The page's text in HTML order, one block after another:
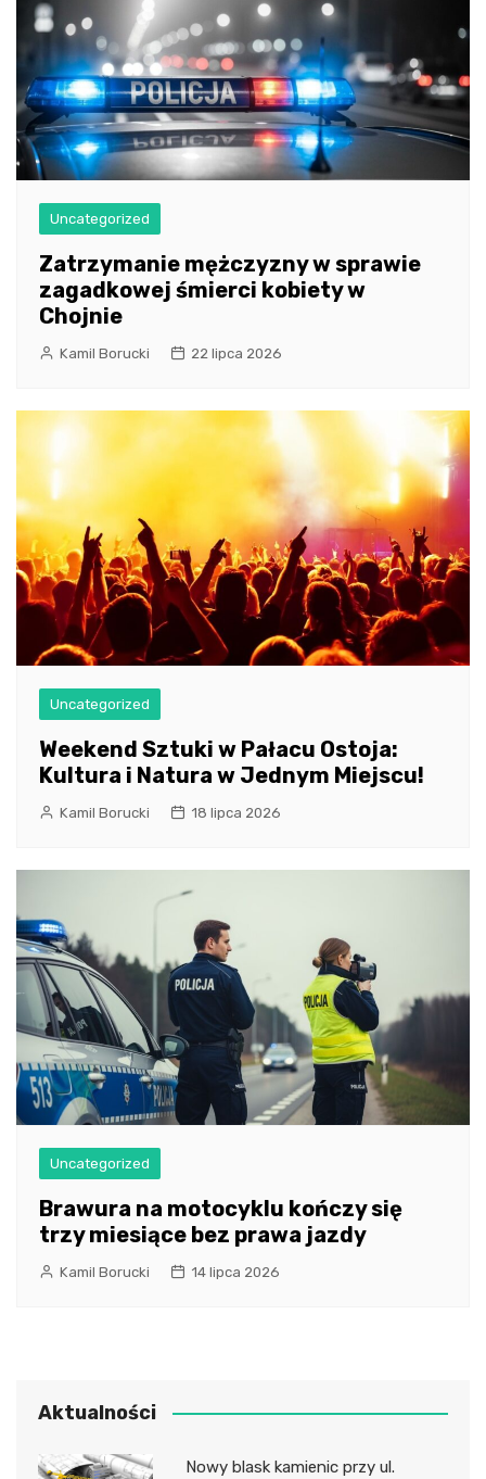
Uncategorized
Zatrzymanie mężczyzny w sprawie
zagadkowej śmierci kobiety w
Chojnie
Kamil Borucki 22 lipca 2026
Uncategorized
Weekend Sztuki w Pałacu Ostoja:
Kultura i Natura w Jednym Miejscu!
Kamil Borucki 18 lipca 2026
Uncategorized
Brawura na motocyklu kończy się
trzy miesiące bez prawa jazdy
Kamil Borucki 14 lipca 2026
Aktualności
Nowy blask kamienic przy ul.